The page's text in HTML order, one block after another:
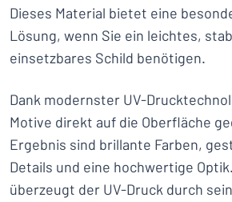
Dieses Material bietet eine
Lösung, wenn Sie ein leichtes,
einsetzbares Schild benötigen.
Dank modernster UV-
Motive direkt auf die Oberfläche
Ergebnis sind brillante Farben,
Details und eine hochwertige
überzeugt der UV-Druck durch